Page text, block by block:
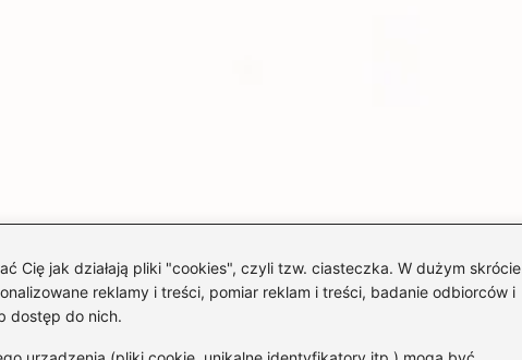
Cię jak działają pliki "cookies", czyli tzw. ciasteczka. W dużym skrócie
reklamy i treści, pomiar reklam i treści, badanie odbiorców i
dostęp do nich.